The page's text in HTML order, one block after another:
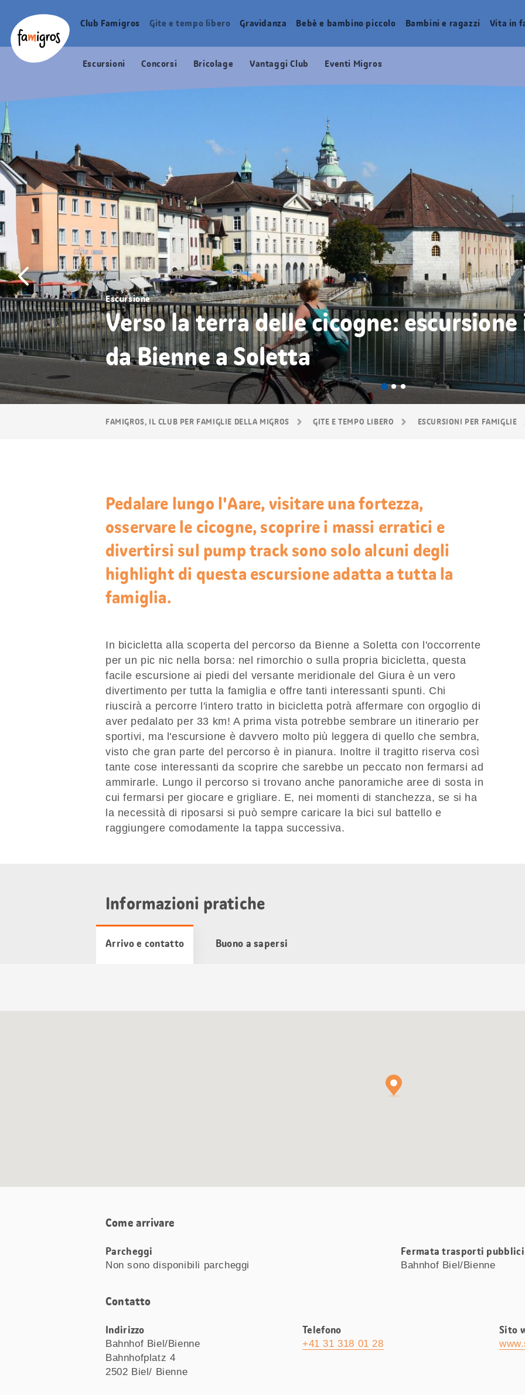
segnalibri
Logo
Navigazione
Club Famigros Gite e tempo libero Gravidanza Bebè e bambino piccolo Bambini e ragazzi Vita in
Escursioni Concorsi Bricolage Vantaggi Club Eventi Migros
FAMIGROS, IL CLUB PER FAMIGLIE DELLA MIGROS GITE E TEMPO LIBERO ESCURSIONI PER FAMIGLIE
Escursione
Verso la terra delle cicogne:
da Bienne a Soletta
Pedalare lungo l'Aare, visitare una fortezza,
osservare le cicogne, scoprire i massi erratici e
divertirsi sul pump track sono solo alcuni degli
highlight di questa escursione adatta a tutta la
famiglia.
In bicicletta alla scoperta del percorso da Bienne a Soletta con l'occorrente
per un pic nic nella borsa: nel rimorchio o sulla propria bicicletta, questa
facile escursione ai piedi del versante meridionale del Giura è un vero
divertimento per tutta la famiglia e offre tanti interessanti spunti. Chi
riuscirà a percorre l'intero tratto in bicicletta potrà affermare con orgoglio di
aver pedalato per 33 km! A prima vista potrebbe sembrare un itinerario per
sportivi, ma l'escursione è davvero molto più leggera di quello che sembra,
visto che gran parte del percorso è in pianura. Inoltre il tragitto riserva così
tante cose interessanti da scoprire che sarebbe un peccato non fermarsi ad
ammirarle. Lungo il percorso si trovano anche panoramiche aree di sosta in
cui fermarsi per giocare e grigliare. E, nei momenti di stanchezza, se si ha
la necessità di riposarsi si può sempre caricare la bici sul battello e
raggiungere comodamente la tappa successiva.
Informazioni pratiche
Arrivo e contatto Buono a sapersi
Come arrivare
Parcheggi
Non sono disponibili parcheggi
Fermata trasporti
Bahnhof Biel/Bienne
Contatto
Indirizzo
Bahnhof Biel/Bienne
Bahnhofplatz 4
2502 Biel/ Bienne
Telefono
+41 31 318 01 28
Sito